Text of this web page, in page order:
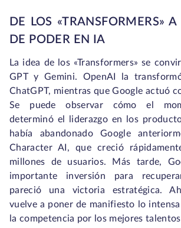
DE LOS «TRANSFORMERS»
DE PODER EN IA
La idea de los «Transformers» se
GPT y Gemini. OpenAI la
ChatGPT, mientras que Google actuó
Se puede observar cómo el
determinó el liderazgo en los
había abandonado Google
Character AI, que creció
millones de usuarios. Más tarde,
importante inversión para
pareció una victoria estratégica.
vuelve a poner de manifiesto lo
la competencia por los mejores